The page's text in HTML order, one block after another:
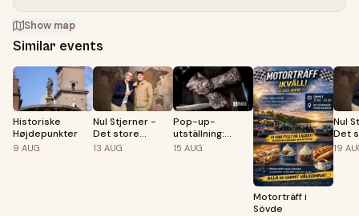
Show map
Similar events
Historiske
Højdepunkter
9 AUG
Nul Stjerner -
Det store
rejseshow 2
13 AUG
Pop-up-
utställning:
Heavy metal art
15 AUG
Motorträff i
Sövde
Nul
Det
19